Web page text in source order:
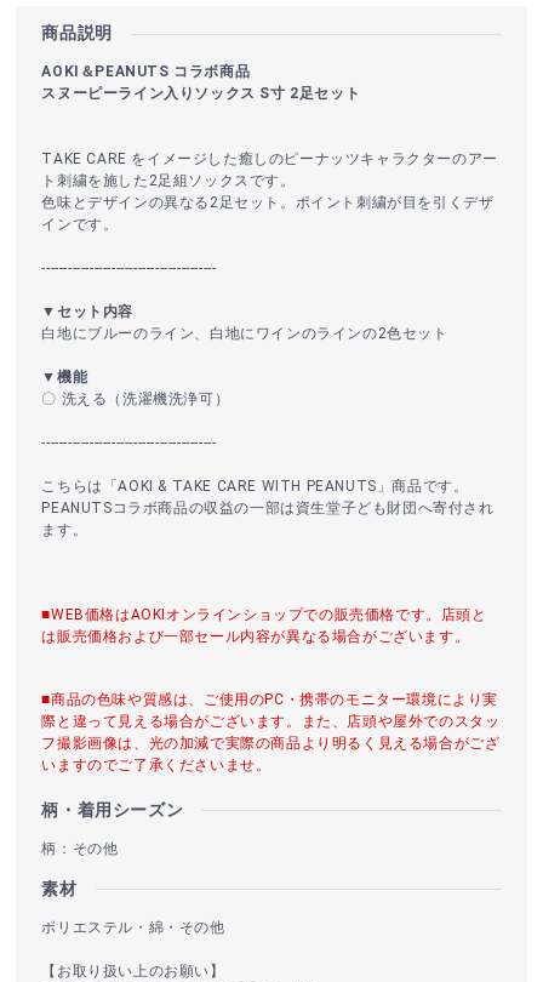
商品説明
AOKI＆PEANUTS コラボ商品
スヌーピーライン入りソックス S寸 2足セット
TAKE CARE をイメージした癒しのピーナッツキャラクターのアー
ト刺繍を施した2足組ソックスです。
色味とデザインの異なる2足セット。ポイント刺繍が目を引くデザ
インです。
----------------------------------------
▼セット内容
白地にブルーのライン、白地にワインのラインの2色セット
▼機能
〇 洗える（洗濯機洗浄可）
----------------------------------------
こちらは「AOKI & TAKE CARE WITH PEANUTS」商品です。
PEANUTSコラボ商品の収益の一部は資生堂子ども財団へ寄付され
ます。
■WEB価格はAOKIオンラインショップでの販売価格です。店頭と
は販売価格および一部セール内容が異なる場合がございます。
■商品の色味や質感は、ご使用のPC・携帯のモニター環境により実
際と違って見える場合がございます。また、店頭や屋外でのスタッ
フ撮影画像は、光の加減で実際の商品より明るく見える場合がござ
いますのでご了承くださいませ。
柄・着用シーズン
柄：その他
素材
ポリエステル・綿・その他
【お取り扱い上のお願い】